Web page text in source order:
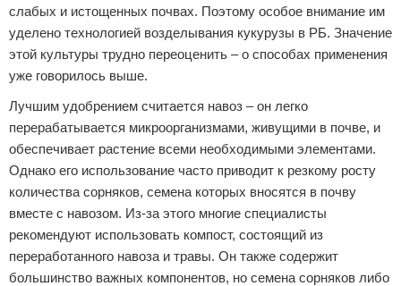
слабых и истощенных почвах. Поэтому особое внимание им
уделено технологией возделывания кукурузы в РБ. Значение
этой культуры трудно переоценить – о способах применения
уже говорилось выше.
Лучшим удобрением считается навоз – он легко
перерабатывается микроорганизмами, живущими в почве, и
обеспечивает растение всеми необходимыми элементами.
Однако его использование часто приводит к резкому росту
количества сорняков, семена которых вносятся в почву
вместе с навозом. Из-за этого многие специалисты
рекомендуют использовать компост, состоящий из
переработанного навоза и травы. Он также содержит
большинство важных компонентов, но семена сорняков либо